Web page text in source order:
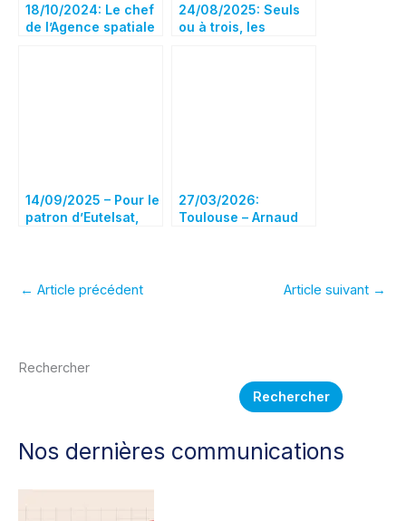
18/10/2024: Le chef
de l’Agence spatiale
24/08/2025: Seuls
ou à trois, les
14/09/2025 – Pour le
patron d’Eutelsat,
opérationnelle et
27/03/2026:
Toulouse – Arnaud
← Article précédent Article suivant →
Rechercher
Rechercher
Nos dernières communications